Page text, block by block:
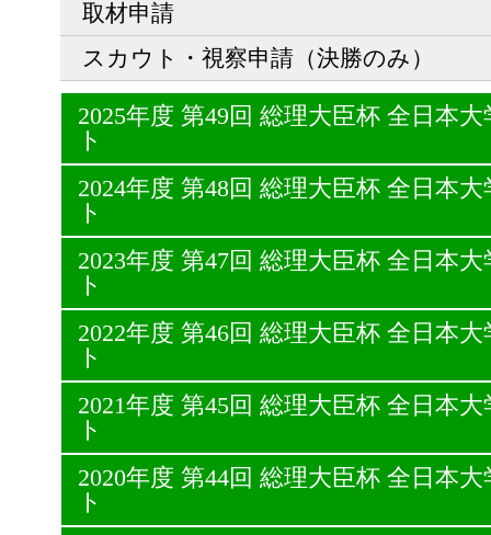
取材申請
スカウト・視察申請（決勝のみ）
2025年度 第49回 総理大臣杯 全日本
ト
2024年度 第48回 総理大臣杯 全日本
ト
2023年度 第47回 総理大臣杯 全日本
ト
2022年度 第46回 総理大臣杯 全日本
ト
2021年度 第45回 総理大臣杯 全日本
ト
2020年度 第44回 総理大臣杯 全日本
ト